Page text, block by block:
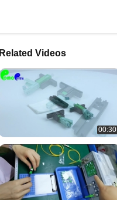
Related Videos
00:30